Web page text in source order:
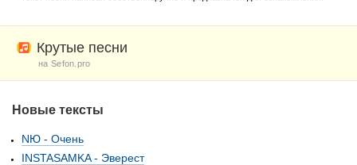
Крутые песни
на Sefon.pro
Новые тексты
NЮ - Очень
INSTASAMKA - Эверест